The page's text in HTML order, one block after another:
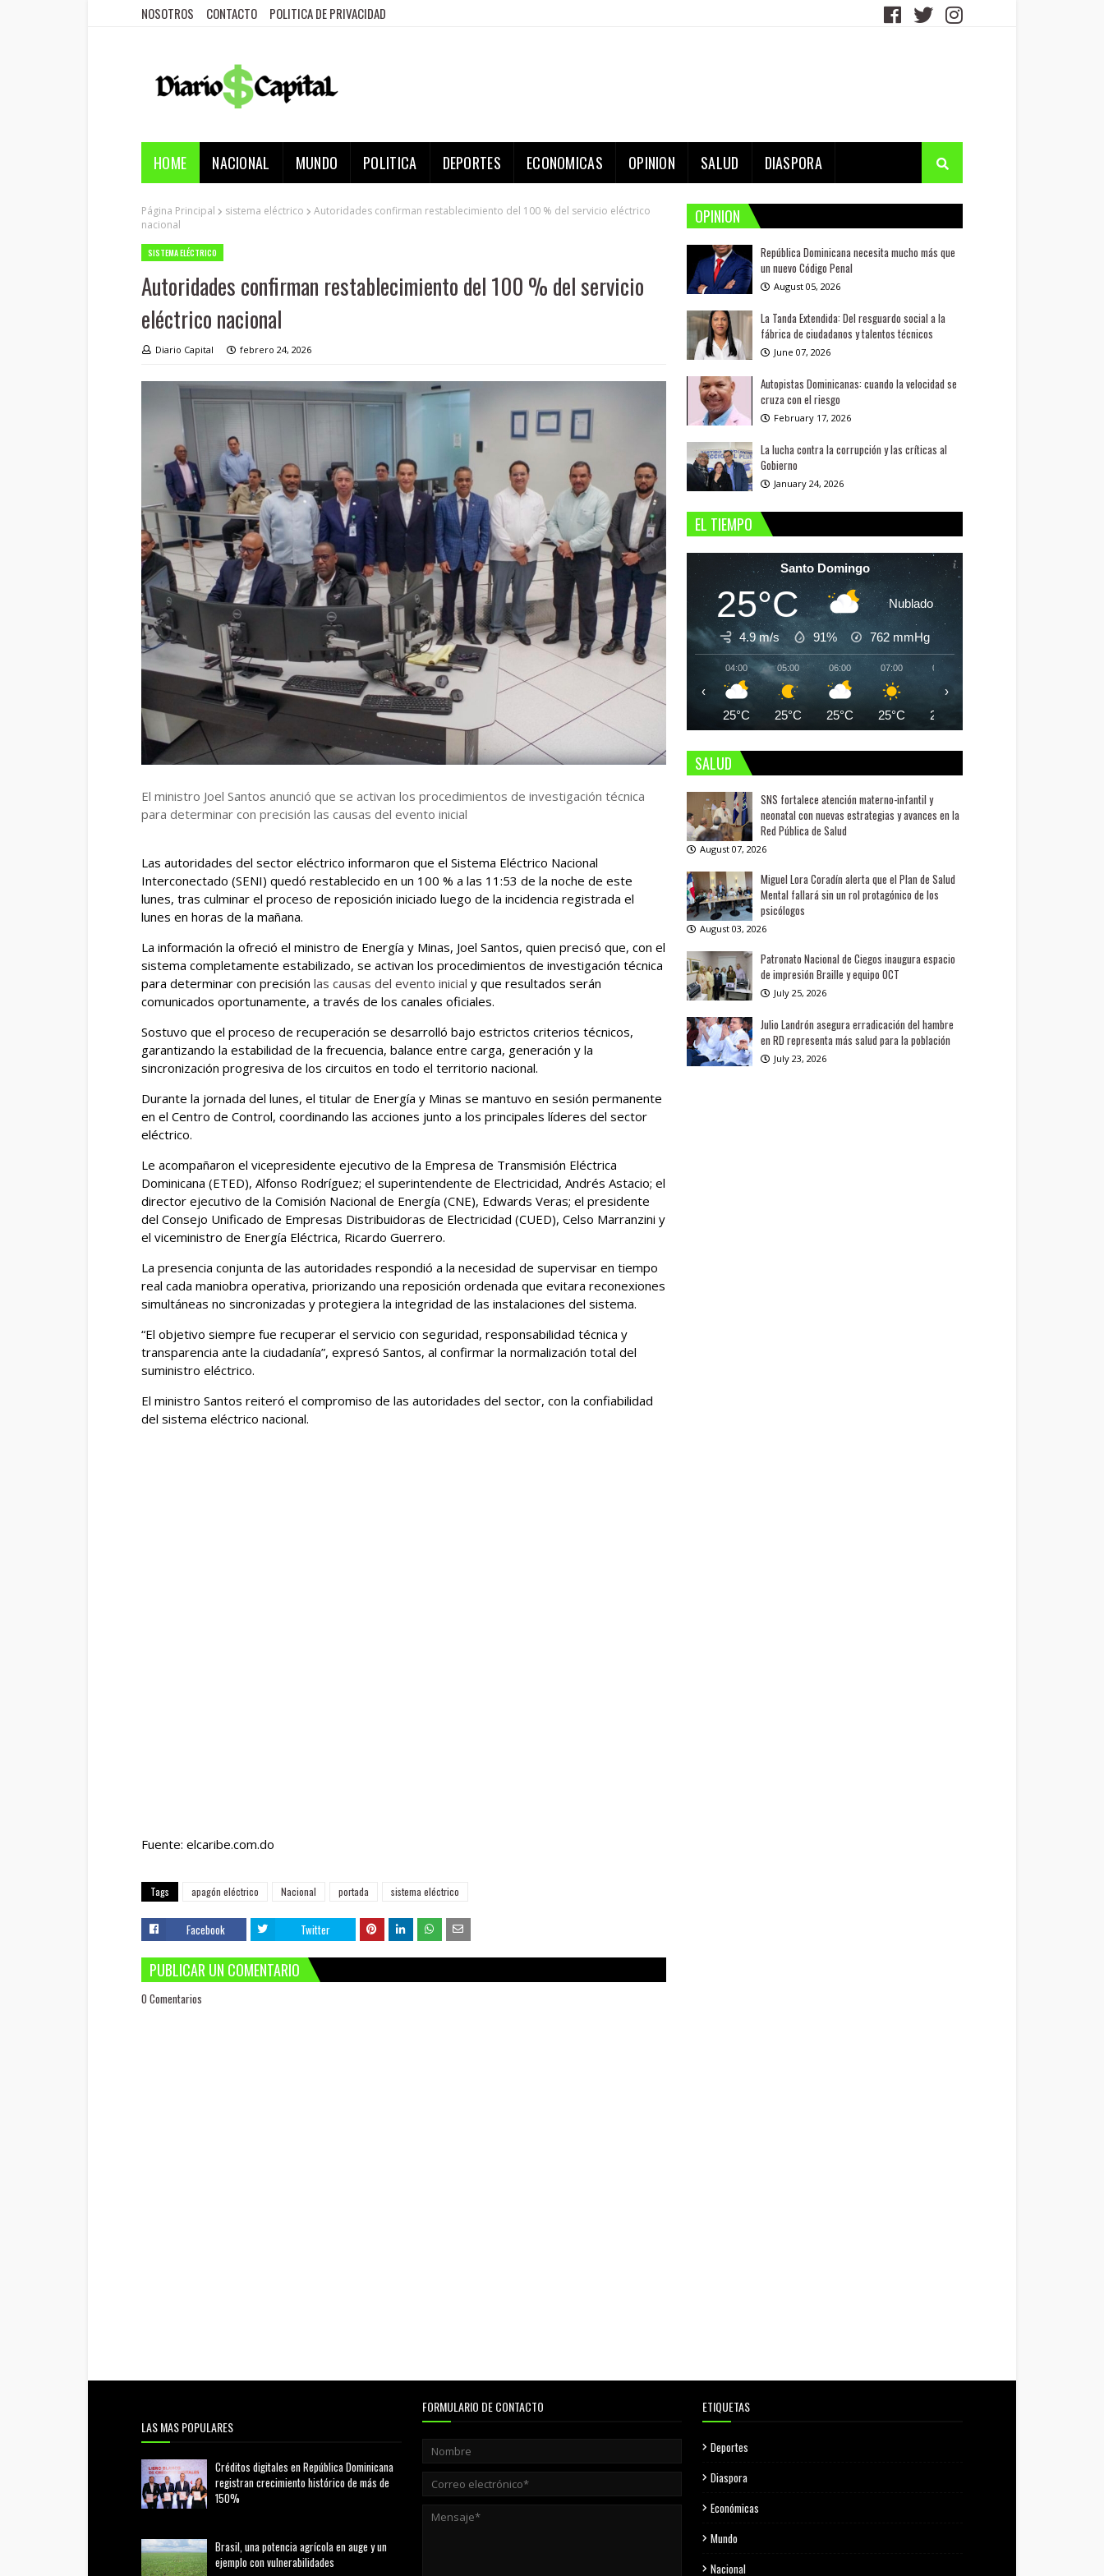
NOSOTROS CONTACTO POLITICA DE PRIVACIDAD
HOME NACIONAL MUNDO POLITICA DEPORTES ECONOMICAS OPINION SALUD DIASPORA
Página Principal sistema eléctrico
Autoridades confirman restablecimiento del 100 % del servicio eléctrico
nacional
SISTEMA ELÉCTRICO
Autoridades confirman restablecimiento del 100 % del servicio
eléctrico nacional
Diario Capital febrero 24, 2026
El ministro Joel Santos anunció que se activan los procedimientos de investigación técnica
para determinar con precisión las causas del evento inicial
Las autoridades del sector eléctrico informaron que el Sistema Eléctrico Nacional
Interconectado (SENI) quedó restablecido en un 100 % a las 11:53 de la noche de este
lunes, tras culminar el proceso de reposición iniciado luego de la incidencia registrada el
lunes en horas de la mañana.
La información la ofreció el ministro de Energía y Minas, Joel Santos, quien precisó que, con el
sistema completamente estabilizado, se activan los procedimientos de investigación técnica
para determinar con precisión las causas del evento inicial y que resultados serán
comunicados oportunamente, a través de los canales oficiales.
Sostuvo que el proceso de recuperación se desarrolló bajo estrictos criterios técnicos,
garantizando la estabilidad de la frecuencia, balance entre carga, generación y la
sincronización progresiva de los circuitos en todo el territorio nacional.
Durante la jornada del lunes, el titular de Energía y Minas se mantuvo en sesión permanente
en el Centro de Control, coordinando las acciones junto a los principales líderes del sector
eléctrico.
Le acompañaron el vicepresidente ejecutivo de la Empresa de Transmisión Eléctrica
Dominicana (ETED), Alfonso Rodríguez; el superintendente de Electricidad, Andrés Astacio; el
director ejecutivo de la Comisión Nacional de Energía (CNE), Edwards Veras; el presidente
del Consejo Unificado de Empresas Distribuidoras de Electricidad (CUED), Celso Marranzini y
el viceministro de Energía Eléctrica, Ricardo Guerrero.
La presencia conjunta de las autoridades respondió a la necesidad de supervisar en tiempo
real cada maniobra operativa, priorizando una reposición ordenada que evitara reconexiones
simultáneas no sincronizadas y protegiera la integridad de las instalaciones del sistema.
“El objetivo siempre fue recuperar el servicio con seguridad, responsabilidad técnica y
transparencia ante la ciudadanía”, expresó Santos, al confirmar la normalización total del
suministro eléctrico.
El ministro Santos reiteró el compromiso de las autoridades del sector, con la confiabilidad
del sistema eléctrico nacional.
Fuente: elcaribe.com.do
Tags apagón eléctrico Nacional portada sistema eléctrico
Facebook Twitter
PUBLICAR UN COMENTARIO
0 Comentarios
OPINION
República Dominicana necesita mucho más que
un nuevo Código Penal
August 05, 2026
La Tanda Extendida: Del resguardo social a la
fábrica de ciudadanos y talentos técnicos
June 07, 2026
Autopistas Dominicanas: cuando la velocidad se
cruza con el riesgo
February 17, 2026
La lucha contra la corrupción y las críticas al
Gobierno
January 24, 2026
EL TIEMPO
Santo Domingo
25°C Nublado
4.9 m/s 91% 762 mmHg
04:00
25°C
05:00
25°C
06:00
25°C
07:00
25°C
08:00
26°C
‹ ›
SALUD
SNS fortalece atención materno-infantil y
neonatal con nuevas estrategias y avances en la
Red Pública de Salud
August 07, 2026
Miguel Lora Coradín alerta que el Plan de Salud
Mental fallará sin un rol protagónico de los
psicólogos
August 03, 2026
Patronato Nacional de Ciegos inaugura espacio
de impresión Braille y equipo OCT
July 25, 2026
Julio Landrón asegura erradicación del hambre
en RD representa más salud para la población
July 23, 2026
LAS MAS POPULARES
Créditos digitales en República Dominicana
registran crecimiento histórico de más de
150%
Brasil, una potencia agrícola en auge y un
ejemplo con vulnerabilidades
FORMULARIO DE CONTACTO ETIQUETAS
Deportes
Diaspora
Económicas
Mundo
Nacional